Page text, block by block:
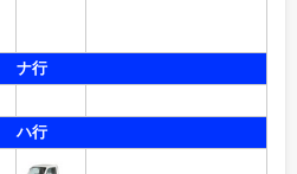
ナ行
ハ行